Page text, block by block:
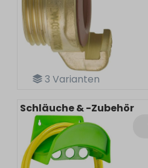
3 Varianten
Schläuche & -Zubehör